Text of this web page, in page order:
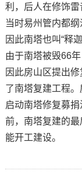
利，后人在修饰雷
当时易州管内都
因此南塔也叫“释
由于南塔被毁66
因此房山区提出
了南塔复建工程。
启动南塔修复募
前，南塔复建的
能开工建设。